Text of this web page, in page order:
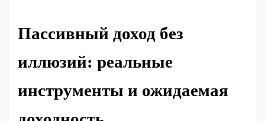
Пассивный доход без
иллюзий: реальные
инструменты и ожидаемая